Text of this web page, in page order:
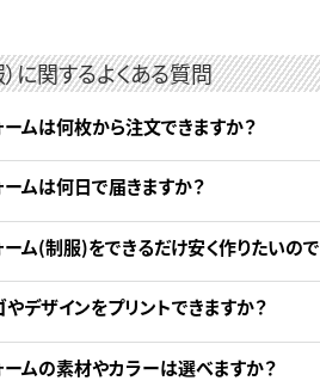
に関するよくある質問
ムは何枚から注文できますか？
ムは何日で届きますか？
ム(制服)をできるだけ安く作りたいの
デザインをプリントできますか？
ムの素材やカラーは選べますか？